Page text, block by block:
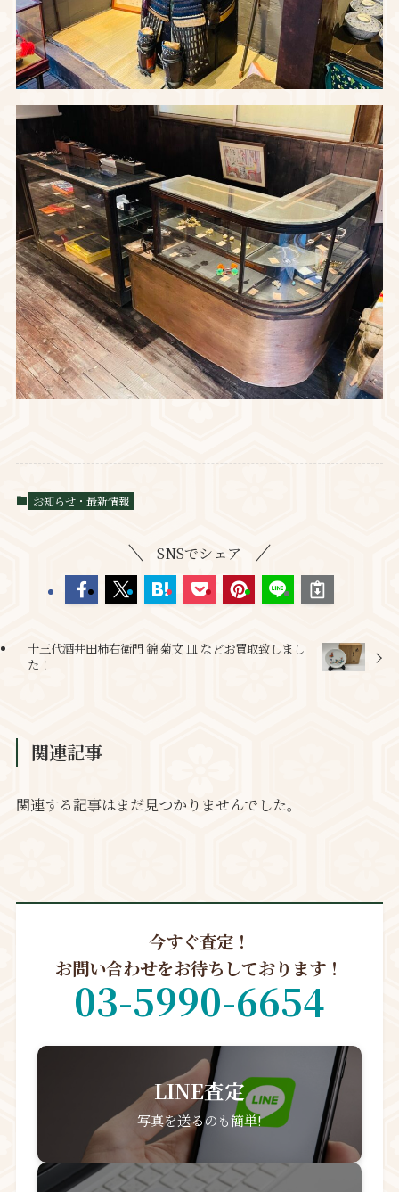
お知らせ・最新情報
SNSでシェア
十三代酒井田柿右衛門 錦 菊文 皿 などお買取致しまし
た！
関連記事
関連する記事はまだ見つかりませんでした。
今すぐ査定！
お問い合わせをお待ちしております！
03-5990-6654
LINE査定
写真を送るのも簡単!